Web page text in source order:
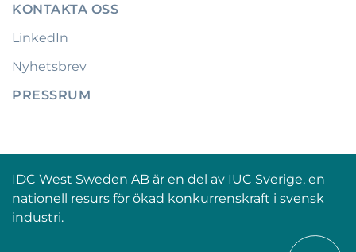
KONTAKTA OSS
LinkedIn
Nyhetsbrev
PRESSRUM
IDC West Sweden AB är en del av IUC Sverige, en
nationell resurs för ökad konkurrenskraft i svensk
industri.